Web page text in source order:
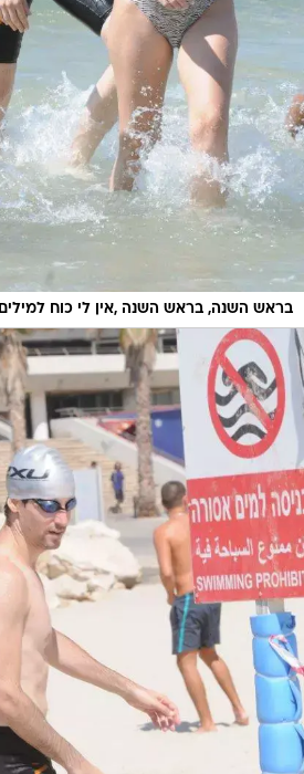
בראש השנה, בראש השנה ,אין לי כוח למילים